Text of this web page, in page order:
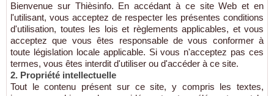
Bienvenue sur Thièsinfo. En accédant à ce site Web et en
l'utilisant, vous acceptez de respecter les présentes conditions
d'utilisation, toutes les lois et règlements applicables, et vous
acceptez que vous êtes responsable de vous conformer à
toute législation locale applicable. Si vous n'acceptez pas ces
termes, vous êtes interdit d'utiliser ou d'accéder à ce site.
2. Propriété intellectuelle
Tout le contenu présent sur ce site, y compris les textes,